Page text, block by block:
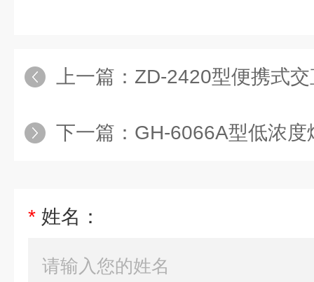
上一篇： ZD-2420型便携式
下一篇： GH-6066A型低浓度烟尘
* 姓名：